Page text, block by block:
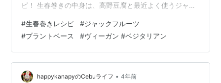
ピ！ 生春巻きの中身は、高野豆腐と最近よく使うジャッ
たウインナーもどきを作ってみた！ もうマジ「ヴィーガ
ンウインナー」ですよ♡ お酒のおつまみにもぴったり！
今回の具材中身は、 ○ジャックフルーツ(ない時は高野豆
腐やソイミートまたはミックスにしてもok) ○レンコン、
玉ねぎ、舞茸みじん切り お好みで ○塩麹や塩レモン(な
#生春巻きレシピ #ジャックフルーツ
#プラントベース #ヴィーガン #ベジタリアン
happykanapyのCebuライフ • 4年前